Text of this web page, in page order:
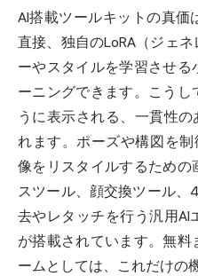
AI搭載ツールキットの真
直接、独自のLoRA（ジェ
ーやスタイルを学習させ
ーニングできます。こうし
うに表示される、一貫性
れます。ポーズや構図を
像をリスタイルするための
スツール、顔交換ツール、
去やレタッチを行う汎用
が搭載されています。無
ームとしては、これだけの